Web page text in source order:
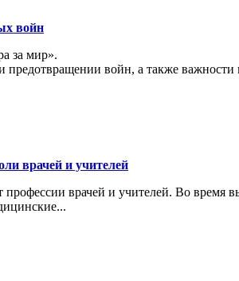
войн
за мир».
предотвращении войн, а также
врачей и учителей
профессии врачей и учителей. Во